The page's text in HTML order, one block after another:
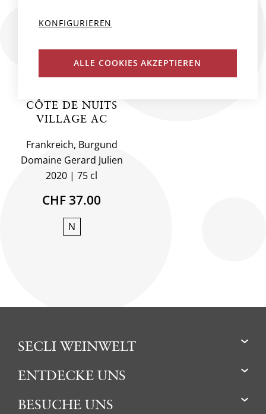
CÔTE DE NUITS
VILLAGE AC
Frankreich, Burgund
Domaine Gerard Julien
2020
75 cl
CHF 37.00
N
SECLI WEINWELT
ENTDECKE UNS
BESUCHE UNS
KONFIGURIEREN
ALLE COOKIES AKZEPTIEREN